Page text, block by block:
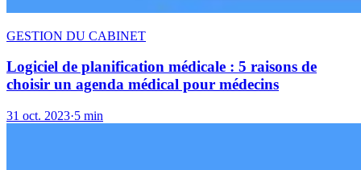
GESTION DU CABINET
Logiciel de planification médicale : 5 raisons de
choisir un agenda médical pour médecins
31 oct. 2023·5 min